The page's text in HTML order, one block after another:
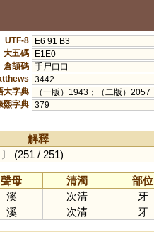
UTF-8
E6 91 B3
大五碼
E1E0
倉頡碼 手尸口口
3442
大字典
（一版）1943；（二版）2057
熙字典 379
解釋
(251 / 251)
聲母 清濁 部位
溪
次清 牙
溪
次清 牙